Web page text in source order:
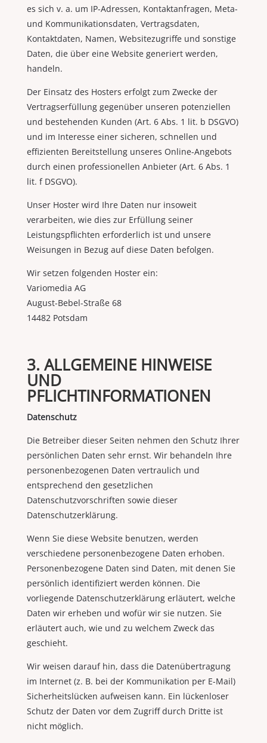
es sich v. a. um IP-Adressen, Kontaktanfragen, Meta-
und Kommunikationsdaten, Vertragsdaten,
Kontaktdaten, Namen, Websitezugriffe und sonstige
Daten, die über eine Website generiert werden,
handeln.
Der Einsatz des Hosters erfolgt zum Zwecke der
Vertragserfüllung gegenüber unseren potenziellen
und bestehenden Kunden (Art. 6 Abs. 1 lit. b DSGVO)
und im Interesse einer sicheren, schnellen und
effizienten Bereitstellung unseres Online-Angebots
durch einen professionellen Anbieter (Art. 6 Abs. 1
lit. f DSGVO).
Unser Hoster wird Ihre Daten nur insoweit
verarbeiten, wie dies zur Erfüllung seiner
Leistungspflichten erforderlich ist und unsere
Weisungen in Bezug auf diese Daten befolgen.
Wir setzen folgenden Hoster ein:
Variomedia AG
August-Bebel-Straße 68
14482 Potsdam
3. ALLGEMEINE HINWEISE
UND
PFLICHTINFORMATIONEN
Datenschutz
Die Betreiber dieser Seiten nehmen den Schutz Ihrer
persönlichen Daten sehr ernst. Wir behandeln Ihre
personenbezogenen Daten vertraulich und
entsprechend den gesetzlichen
Datenschutzvorschriften sowie dieser
Datenschutzerklärung.
Wenn Sie diese Website benutzen, werden
verschiedene personenbezogene Daten erhoben.
Personenbezogene Daten sind Daten, mit denen Sie
persönlich identifiziert werden können. Die
vorliegende Datenschutzerklärung erläutert, welche
Daten wir erheben und wofür wir sie nutzen. Sie
erläutert auch, wie und zu welchem Zweck das
geschieht.
Wir weisen darauf hin, dass die Datenübertragung
im Internet (z. B. bei der Kommunikation per E-Mail)
Sicherheitslücken aufweisen kann. Ein lückenloser
Schutz der Daten vor dem Zugriff durch Dritte ist
nicht möglich.